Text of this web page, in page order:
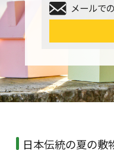
メールで
日本伝統の夏の敷